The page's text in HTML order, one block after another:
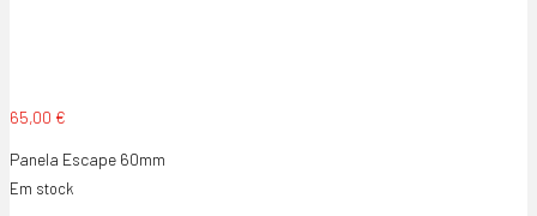
65,00 €
Panela Escape 60mm
Em stock